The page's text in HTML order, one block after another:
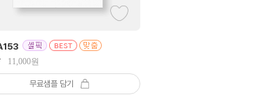
153
11,000원
무료샘플 담기